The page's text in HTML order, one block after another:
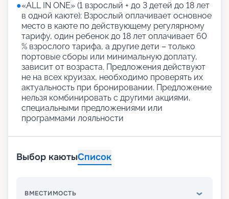
●«АLL IN ONE» (1 взрослый + до 3 детей до 18 лет
в одной каюте): Взрослый оплачивает основное
место в каюте по действующему регулярному
тарифу, один ребенок до 18 лет оплачивает 60
% взрослого тарифа, а другие дети – только
портовые сборы или минимальную доплату,
зависит от возраста. Предложения действуют
не на всех круизах, необходимо проверять их
актуальность при бронировании. Предложение
нельзя комбинировать с другими акциями,
специальными предложениями или
программами лояльности
Выбор каютыСписок
ВМЕСТИМОСТЬ